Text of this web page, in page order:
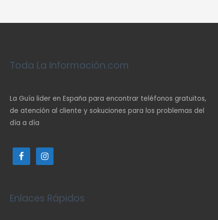
Toda La Información.com
La Guía lider en España para encontrar teléfonos gratuitos,
de atención al cliente y sokuciones para los problemas del
día a día
Enlaces Rápidos